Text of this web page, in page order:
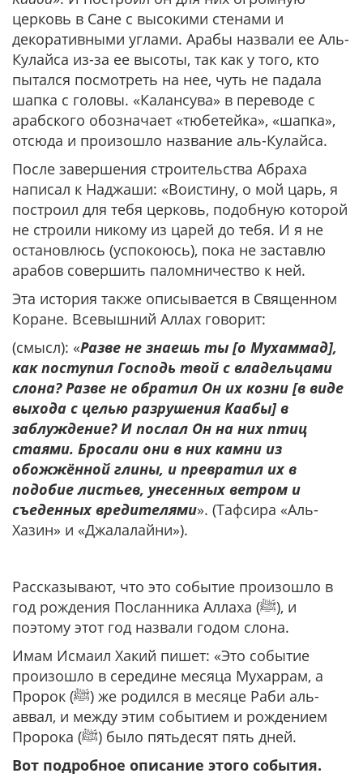
церковь в Сане с высокими стенами и
декоративными углами. Арабы назвали ее Аль-
Кулайса из-за ее высоты, так как у того, кто
пытался посмотреть на нее, чуть не падала
шапка с головы. «Калансува» в переводе с
арабского обозначает «тюбетейка», «шапка»,
отсюда и произошло название аль-Кулайса.
После завершения строительства Абраха
написал к Наджаши: «Воистину, о мой царь, я
построил для тебя церковь, подобную которой
не строили никому из царей до тебя. И я не
остановлюсь (успокоюсь), пока не заставлю
арабов совершить паломничество к ней.
Эта история также описывается в Священном
Коране. Всевышний Аллах говорит:
(смысл): «Разве не знаешь ты [о Мухаммад],
как поступил Господь твой с владельцами
слона? Разве не обратил Он их козни [в виде
выхода с целью разрушения Каабы] в
заблуждение? И послал Он на них птиц
стаями. Бросали они в них камни из
обожжённой глины, и превратил их в
подобие листьев, унесенных ветром и
съеденных вредителями». (Тафсира «Аль-
Хазин» и «Джалалайни»).
Рассказывают, что это событие произошло в
год рождения Посланника Аллаха (ﷺ), и
поэтому этот год назвали годом слона.
Имам Исмаил Хакий пишет: «Это событие
произошло в середине месяца Мухаррам, а
Пророк (ﷺ) же родился в месяце Раби аль-
аввал, и между этим событием и рождением
Пророка (ﷺ) было пятьдесят пять дней.
Вот подробное описание этого события.